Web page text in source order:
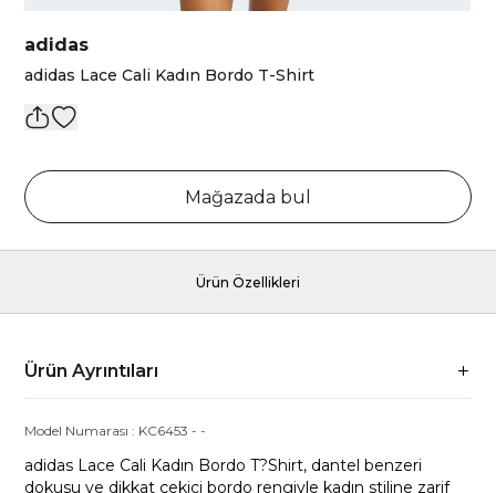
adidas
adidas Lace Cali Kadın Bordo T-Shirt
Mağazada bul
Ürün Özellikleri
Ürün Ayrıntıları
Model Numarası : KC6453 --
adidas Lace Cali Kadın Bordo T?Shirt, dantel benzeri
dokusu ve dikkat çekici bordo rengiyle kadın stiline zarif